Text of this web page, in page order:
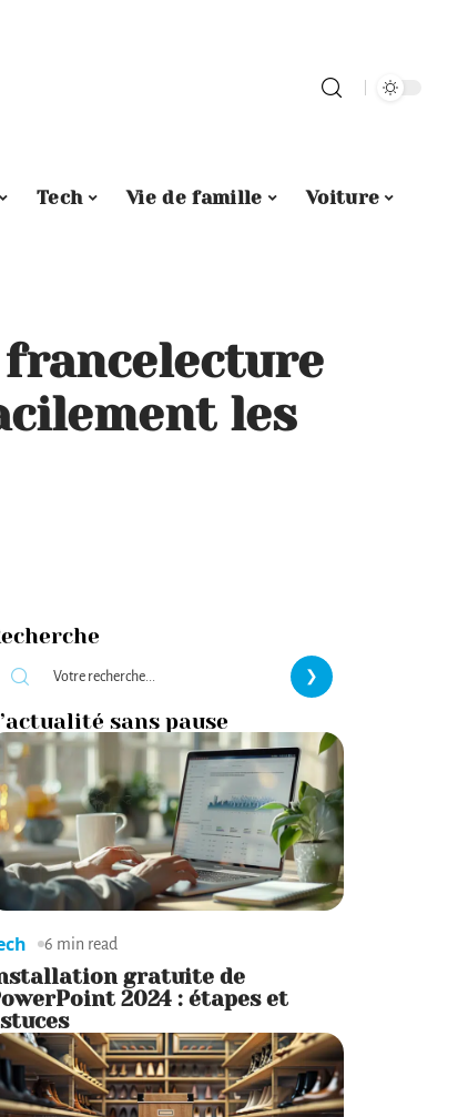
Tech Vie de famille Voiture
les
sans pause
6 min read
gratuite de
2024 : étapes et